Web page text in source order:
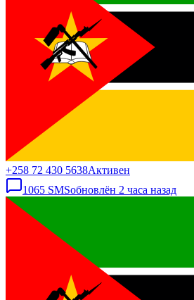
+258 72 430 5638Активен
1065 SMSобновлён 2 часа назад